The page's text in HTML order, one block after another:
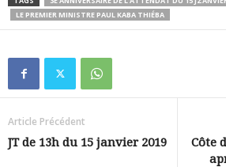
LE PREMIER MINISTRE PAUL KABA THIÉBA
Article Précédent
JT de 13h du 15 janvier 2019
Côte